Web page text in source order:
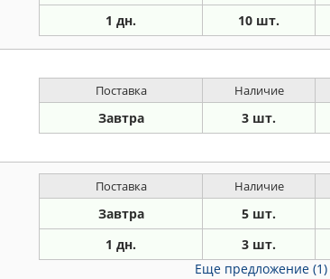
1 дн. 10 шт.
Поставка Наличие
Завтра 3 шт.
Поставка Наличие
Завтра 5 шт.
1 дн. 3 шт.
Еще предложение (1)